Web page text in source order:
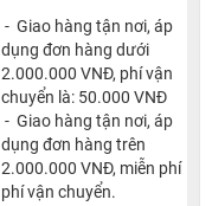
- Giao hàng tận nơi, áp
dụng đơn hàng dưới
2.000.000 VNĐ, phí vận
chuyển là: 50.000 VNĐ
- Giao hàng tận nơi, áp
dụng đơn hàng trên
2.000.000 VNĐ, miễn phí
phí vận chuyển.